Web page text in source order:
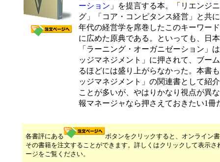
ーション 」を提言する本。「リエンジ
グ」「コア・コンピタンス経営」と共
年代の経営学を席巻したこのキーワー
に広めた原典である。といっても、日
「ラーニング・オーガニゼーション」
ッジマネジメント」に押されて、ブー
るほどには盛り上がらなかった。本書
ッジマネジメント」の関連書として紹
ことが多いが、やはりかなり視点が異
報マネージャなら押さえておきたい1冊
各書評にある
ボタンをクリックすると、オンライン
その書籍を注文することができます。詳しくはクリックして表示さ
ージをご覧ください。